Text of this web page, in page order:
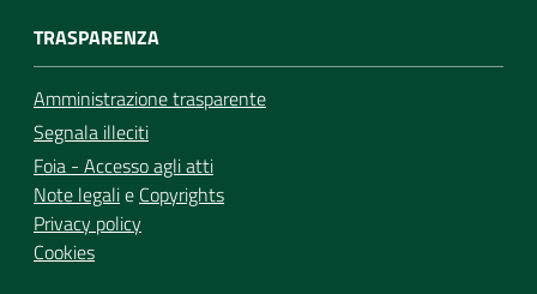
TRASPARENZA
Amministrazione trasparente
Segnala illeciti
Foia - Accesso agli atti
Note legalie Copyrights
Privacy policy
Cookies